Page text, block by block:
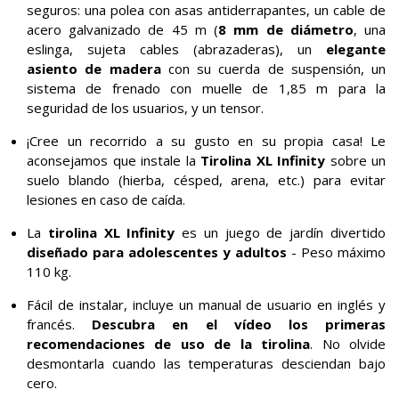
seguros: una polea con asas antiderrapantes, un cable de
acero galvanizado de 45 m (8 mm de diámetro, una
eslinga, sujeta cables (abrazaderas), un elegante
asiento de maderacon su cuerda de suspensión, un
sistema de frenado con muelle de 1,85 m para la
seguridad de los usuarios, y un tensor.
¡Cree un recorrido a su gusto en su propia casa! Le
aconsejamos que instale la Tirolina XL Infinity sobre un
suelo blando (hierba, césped, arena, etc.) para evitar
lesiones en caso de caída.
La tirolina XL Infinity es un juego de jardín divertido
diseñado para adolescentes y adultos - Peso máximo
110 kg.
Fácil de instalar, incluye un manual de usuario en inglés y
francés. Descubra en el vídeo los primeras
recomendaciones de uso de la tirolina. No olvide
desmontarla cuando las temperaturas desciendan bajo
cero.